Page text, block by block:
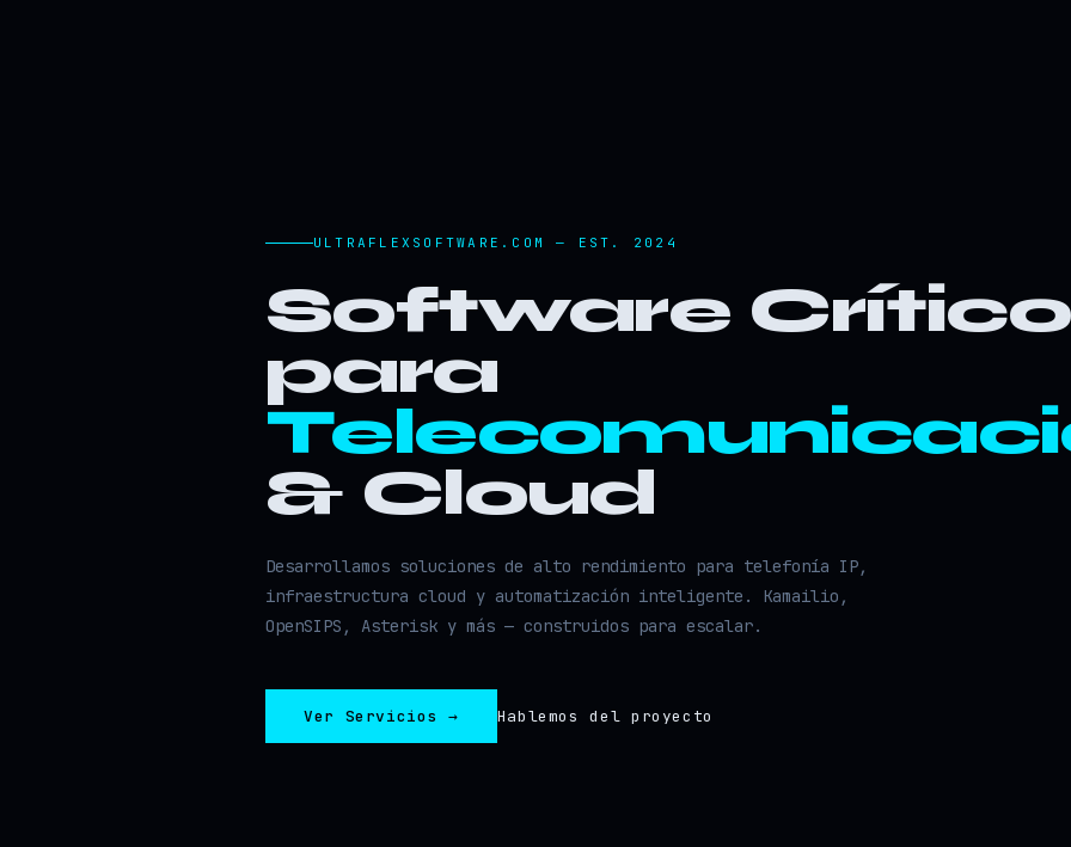
ULTRAFLEXSOFTWARE.COM — EST. 2024
Software Crítico
para
& Cloud
Desarrollamos soluciones de alto rendimiento para telefonía IP,
infraestructura cloud y automatización inteligente. Kamailio,
OpenSIPS, Asterisk y más — construidos para escalar.
Ver Servicios → Hablemos del proyecto